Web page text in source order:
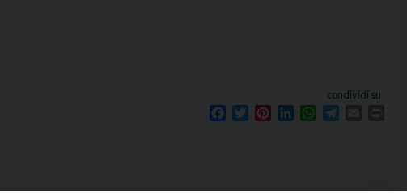
condividi su
Facebook
TwitterPinterestLinkedInWhatsApp